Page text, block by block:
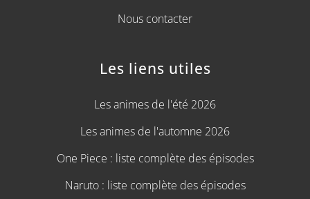
Nous contacter
Les liens utiles
Les animes de l'été 2026
Les animes de l'automne 2026
One Piece : liste complète des épisodes
Naruto : liste complète des épisodes